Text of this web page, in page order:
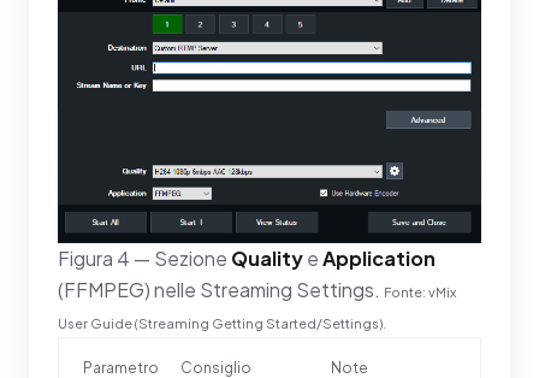
Figura 4 — Sezione QualityeApplication
(FFMPEG) nelle Streaming Settings. Fonte: vMix
User Guide (Streaming Getting Started/Settings).
Parametro Consiglio Note